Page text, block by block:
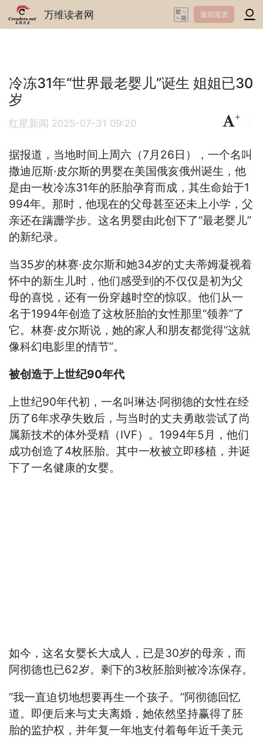
万维读者网 返回首页
冷冻31年“世界最老婴儿”诞生 姐姐已30
岁
红星新闻 2025-07-31 09:20
+
据报道，当地时间上周六（7月26日），一个名叫
撒迪厄斯·皮尔斯的男婴在美国俄亥俄州诞生，他
是由一枚冷冻31年的胚胎孕育而成，其生命始于1
994年。那时，他现在的父母甚至还未上小学，父
亲还在蹒跚学步。这名男婴由此创下了“最老婴儿”
的新纪录。
当35岁的林赛·皮尔斯和她34岁的丈夫蒂姆凝视着
怀中的新生儿时，他们感受到的不仅仅是初为父
母的喜悦，还有一份穿越时空的惊叹。他们从一
名于1994年创造了这枚胚胎的女性那里“领养”了
它。林赛·皮尔斯说，她的家人和朋友都觉得“这就
像科幻电影里的情节”。
被创造于上世纪90年代
上世纪90年代初，一名叫琳达·阿彻德的女性在经
历了6年求孕失败后，与当时的丈夫勇敢尝试了尚
属新技术的体外受精（IVF）。1994年5月，他们
成功创造了4枚胚胎。其中一枚被立即移植，并诞
下了一名健康的女婴。
如今，这名女婴长大成人，已是30岁的母亲，而
阿彻德也已62岁。剩下的3枚胚胎则被冷冻保存。
“我一直迫切地想要再生一个孩子。”阿彻德回忆
道。即便后来与丈夫离婚，她依然坚持赢得了胚
胎的监护权，并年复一年地支付着每年近千美元